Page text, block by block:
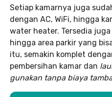
Setiap kamarnya juga
dengan AC, WiFi, hingga
water heater. Tersedia juga
hingga area parkir yang
itu, semakin komplet
pembersihan kamar dan
gunakan tanpa biaya